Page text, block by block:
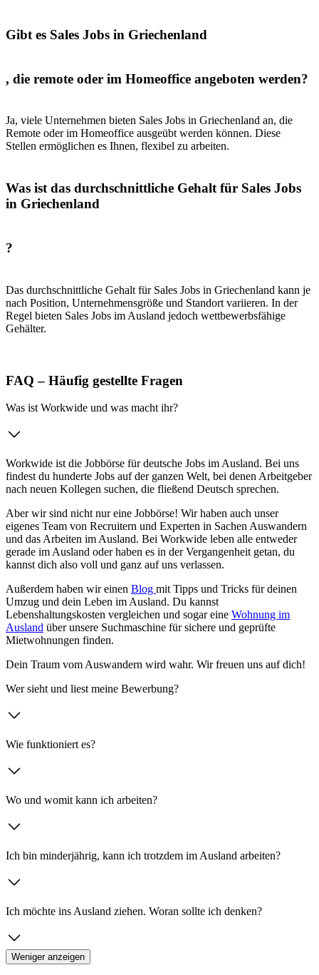
Gibt es Sales Jobs in Griechenland
, die remote oder im Homeoffice angeboten werden?
Ja, viele Unternehmen bieten Sales Jobs in Griechenland an, die
Remote oder im Homeoffice ausgeübt werden können. Diese
Stellen ermöglichen es Ihnen, flexibel zu arbeiten.
Was ist das durchschnittliche Gehalt für Sales Jobs
in Griechenland
?
Das durchschnittliche Gehalt für Sales Jobs in Griechenland kann je
nach Position, Unternehmensgröße und Standort variieren. In der
Regel bieten Sales Jobs im Ausland jedoch wettbewerbsfähige
Gehälter.
FAQ – Häufig gestellte Fragen
Was ist Workwide und was macht ihr?
Workwide ist die Jobbörse für deutsche Jobs im Ausland. Bei uns
findest du hunderte Jobs auf der ganzen Welt, bei denen Arbeitgeber
nach neuen Kollegen suchen, die fließend Deutsch sprechen.
Aber wir sind nicht nur eine Jobbörse! Wir haben auch unser
eigenes Team von Recruitern und Experten in Sachen Auswandern
und das Arbeiten im Ausland. Bei Workwide leben alle entweder
gerade im Ausland oder haben es in der Vergangenheit getan, du
kannst dich also voll und ganz auf uns verlassen.
Außerdem haben wir einen Blog mit Tipps und Tricks für deinen
Umzug und dein Leben im Ausland. Du kannst
Lebenshaltungskosten vergleichen und sogar eine Wohnung im
Ausland über unsere Suchmaschine für sichere und geprüfte
Mietwohnungen finden.
Dein Traum vom Auswandern wird wahr. Wir freuen uns auf dich!
Wer sieht und liest meine Bewerbung?
Wie funktioniert es?
Wo und womit kann ich arbeiten?
Ich bin minderjährig, kann ich trotzdem im Ausland arbeiten?
Ich möchte ins Ausland ziehen. Woran sollte ich denken?
Weniger anzeigen